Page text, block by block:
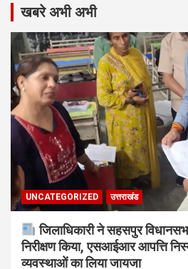
खबरे अभी अभी
UNCATEGORIZED उत्तराखंड
जिलाधिकारी ने सहसपुर
निरीक्षण किया, एसआईआर आपत्ति
व्यवस्थाओं का लिया जायजा